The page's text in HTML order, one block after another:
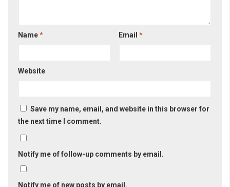
Name* Email*
Website
Save my name, email, and website in this browser for
the next time I comment.
Notify me of follow-up comments by email.
Notify me of new posts by email.